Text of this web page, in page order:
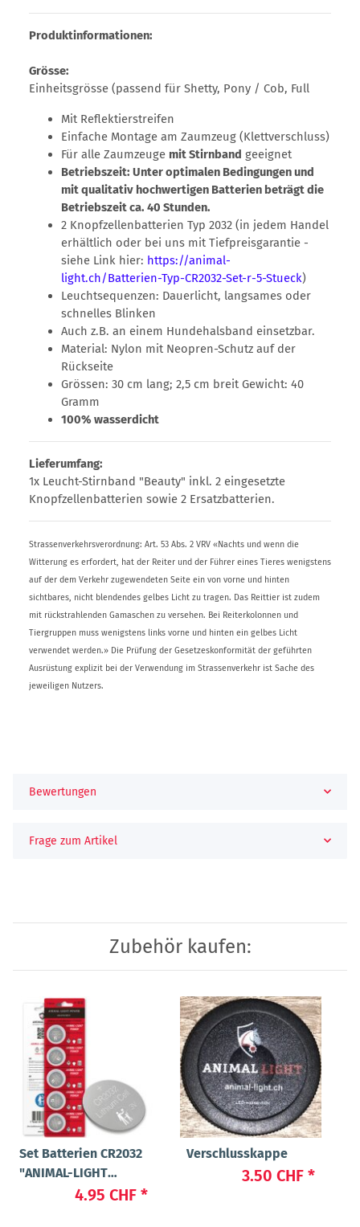
Produktinformationen:
Grösse:
Einheitsgrösse (passend für Shetty, Pony / Cob, Full
Mit Reflektierstreifen
Einfache Montage am Zaumzeug (Klettverschluss)
Für alle Zaumzeuge mit Stirnband geeignet
Betriebszeit: Unter optimalen Bedingungen und
mit qualitativ hochwertigen Batterien beträgt die
Betriebszeit ca. 40 Stunden.
2 Knopfzellenbatterien Typ 2032 (in jedem Handel
erhältlich oder bei uns mit Tiefpreisgarantie -
siehe Link hier: https://animal-
light.ch/Batterien-Typ-CR2032-Set-r-5-Stueck)
Leuchtsequenzen: Dauerlicht, langsames oder
schnelles Blinken
Auch z.B. an einem Hundehalsband einsetzbar.
Material: Nylon mit Neopren-Schutz auf der
Rückseite
Grössen: 30 cm lang; 2,5 cm breit Gewicht: 40
Gramm
100% wasserdicht
Lieferumfang:
1x Leucht-Stirnband "Beauty" inkl. 2 eingesetzte
Knopfzellenbatterien sowie 2 Ersatzbatterien.
Strassenverkehrsverordnung: Art. 53 Abs. 2 VRV «Nachts und wenn die
Witterung es erfordert, hat der Reiter und der Führer eines Tieres wenigstens
auf der dem Verkehr zugewendeten Seite ein von vorne und hinten
sichtbares, nicht blendendes gelbes Licht zu tragen. Das Reittier ist zudem
mit rückstrahlenden Gamaschen zu versehen. Bei Reiterkolonnen und
Tiergruppen muss wenigstens links vorne und hinten ein gelbes Licht
verwendet werden.» Die Prüfung der Gesetzeskonformität der geführten
Ausrüstung explizit bei der Verwendung im Strassenverkehr ist Sache des
jeweiligen Nutzers.
Bewertungen
Frage zum Artikel
Zubehör kaufen:
Set Batterien CR2032
"ANIMAL-LIGHT
4.95 CHF *
Verschlusskappe
3.50 CHF *